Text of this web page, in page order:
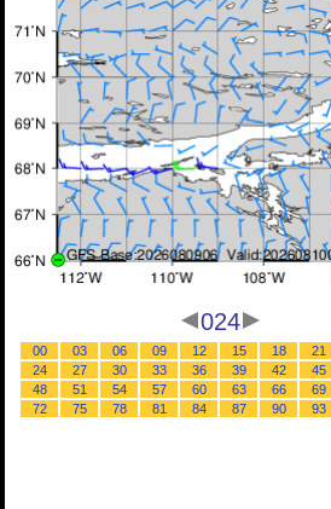
024
00 03 06 09 12 15 18
21
24
27 30 33 36 39 42
45
48
51 54 57 60 63 66
69
72
75 78 81 84 87 90 93